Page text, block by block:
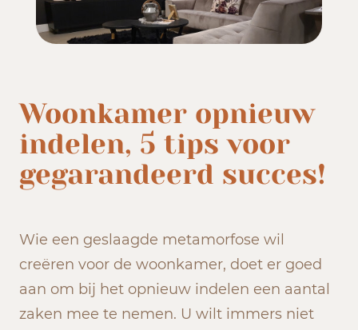
Woonkamer opnieuw
indelen, 5 tips voor
gegarandeerd succes!
Wie een geslaagde metamorfose wil
creëren voor de woonkamer, doet er goed
aan om bij het opnieuw indelen een aantal
zaken mee te nemen. U wilt immers niet